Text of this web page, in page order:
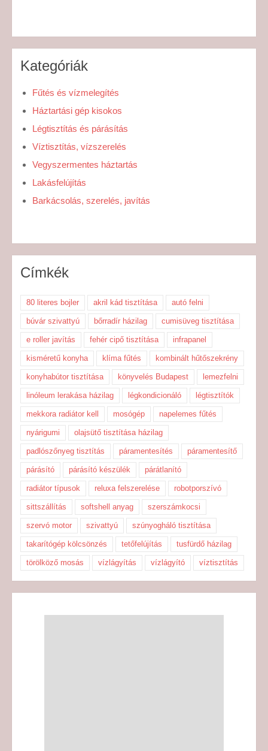
Kategóriák
Fűtés és vízmelegítés
Háztartási gép kisokos
Légtisztítás és párásítás
Víztisztítás, vízszerelés
Vegyszermentes háztartás
Lakásfelújítás
Barkácsolás, szerelés, javítás
Címkék
80 literes bojler akril kád tisztítása autó felni
búvár szivattyú bőrradír házilag cumisüveg tisztítása
e roller javítás fehér cipő tisztítása infrapanel
kisméretű konyha klíma fűtés kombinált hűtőszekrény
konyhabútor tisztítása könyvelés Budapest lemezfelni
linóleum lerakása házilag légkondicionáló légtisztítók
mekkora radiátor kell mosógép napelemes fűtés
nyárigumi olajsütő tisztítása házilag
padlószőnyeg tisztítás páramentesítés páramentesítő
párásító párásító készülék párátlanító
radiátor típusok reluxa felszerelése robotporszívó
sittszállítás softshell anyag szerszámkocsi
szervó motor szivattyú szúnyogháló tisztítása
takarítógép kölcsönzés tetőfelújítás tusfürdő házilag
törölköző mosás vízlágyítás vízlágyító víztisztítás